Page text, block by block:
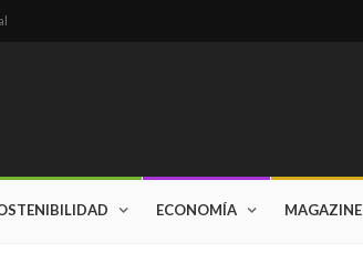
ECONOMÍA MAGAZINE